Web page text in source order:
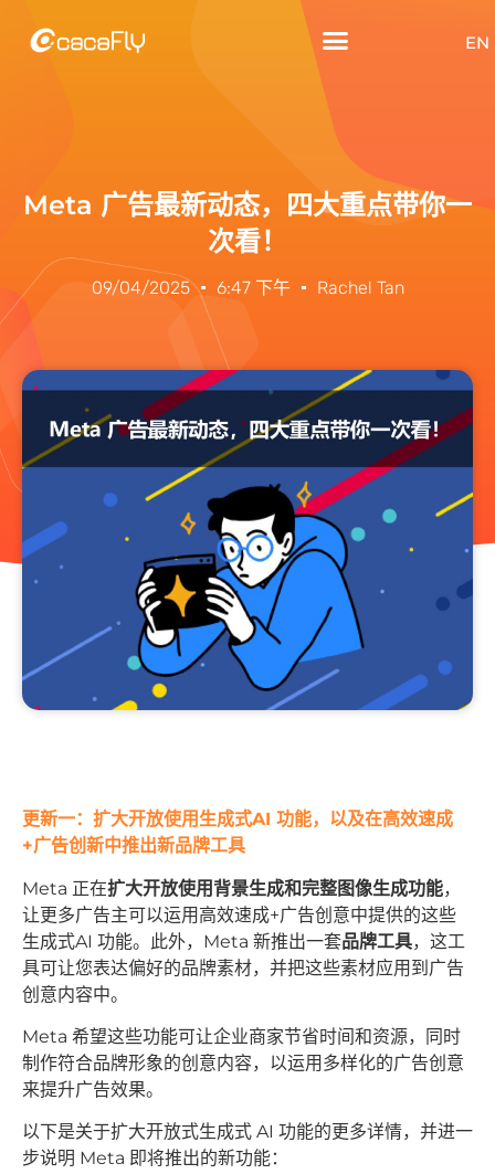
EN
Meta 广告最新动态，四大重点带你一
次看！
09/04/2025 6:47 下午 Rachel Tan
更新一：扩大开放使用生成式AI 功能，以及在高效速成
+广告创新中推出新品牌工具
Meta 正在扩大开放使用背景生成和完整图像生成功能，
让更多广告主可以运用高效速成+广告创意中提供的这些
生成式AI 功能。此外，Meta 新推出一套品牌工具，这工
具可让您表达偏好的品牌素材，并把这些素材应用到广告
创意内容中。
Meta 希望这些功能可让企业商家节省时间和资源，同时
制作符合品牌形象的创意内容，以运用多样化的广告创意
来提升广告效果。
以下是关于扩大开放式生成式 AI 功能的更多详情，并进一
步说明 Meta 即将推出的新功能：